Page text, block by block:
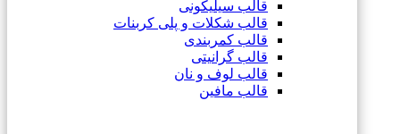
قالب سیلیکونی
قالب شکلات و پلی کربنات
قالب کمربندی
قالب گرانیتی
قالب لوف و نان
قالب مافین